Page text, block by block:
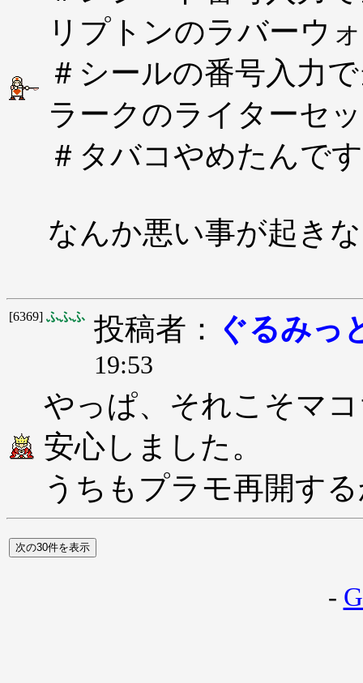
リプトンのラバーウ
＃シールの番号入力
ラークのライターセ
＃タバコやめたんで
なんか悪い事が起き
[6369] ふふふ 投稿者： ぐるみっ
19:53
やっぱ、それこそマ
安心しました。
うちもプラモ再開す
-